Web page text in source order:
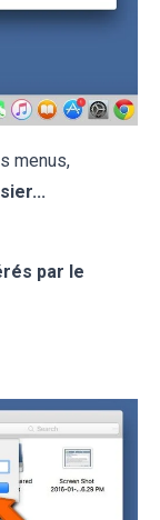
menus,
par le